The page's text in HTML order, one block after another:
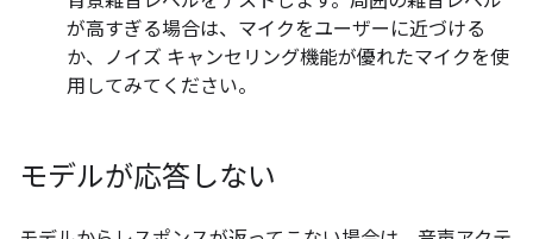
が高すぎる場合は、マイクをユーザーに近づける
か、ノイズ キャンセリング機能が優れたマイクを使
用してみてください。
モデルが応答しない